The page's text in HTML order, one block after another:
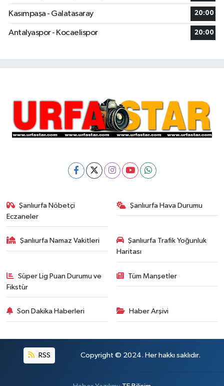
Kasımpaşa - Galatasaray 20:00
Antalyaspor - Kocaelispor 20:00
Şanlıurfa Nöbetçi
Eczaneler
Şanlıurfa Hava Durumu
Şanlıurfa Namaz Vakitleri
Şanlıurfa Trafik Yoğunluk
Haritası
Süper Lig Puan Durumu ve
Fikstür
Tüm Manşetler
Son Dakika Haberleri Haber Arşivi
RSS Copyright © 2024. Her hakkı saklıdır.